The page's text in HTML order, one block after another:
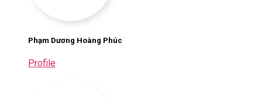
Phạm Dương Hoàng Phúc
Profile